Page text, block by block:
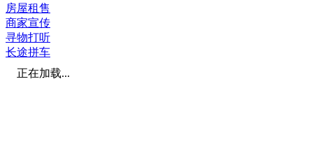
房屋租售
商家宣传
寻物打听
长途拼车
正在加载...